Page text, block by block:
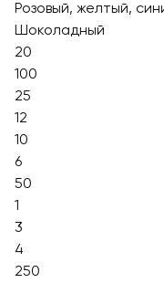
Розовый, желтый,
Шоколадный
20
100
25
12
10
6
50
1
3
4
250